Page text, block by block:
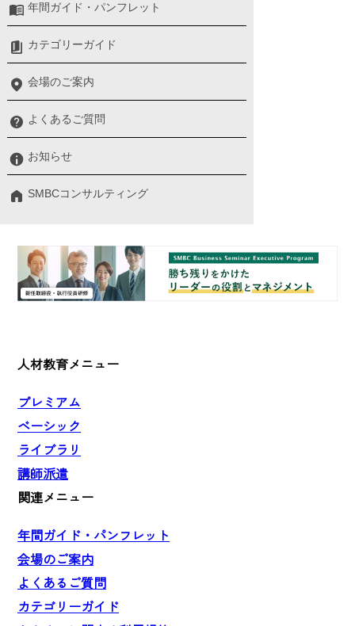
年間ガイド・パンフレット
カテゴリーガイド
会場のご案内
よくあるご質問
お知らせ
SMBCコンサルティング
人材教育メニュー
プレミアム
ベーシック
ライブラリ
講師派遣
関連メニュー
年間ガイド・パンフレット
会場のご案内
よくあるご質問
カテゴリーガイド